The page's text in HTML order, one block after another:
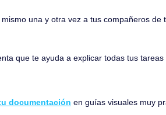
una y otra vez a tus compañeros
que te ayuda a explicar todas tus
documentación en guías visuales muy